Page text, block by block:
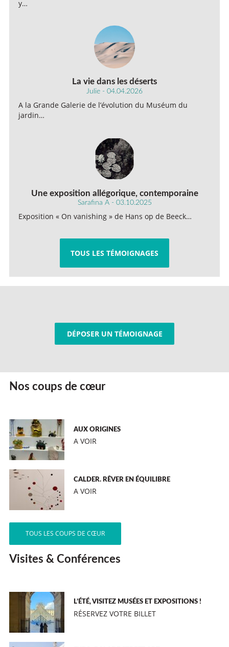
y…
La vie dans les déserts
Julie - 04.04.2026
A la Grande Galerie de l’évolution du Muséum du
jardin…
Une exposition allégorique, contemporaine
Sarafina A - 03.10.2025
Exposition « On vanishing » de Hans op de Beeck…
TOUS LES TÉMOIGNAGES
DÉPOSER UN TÉMOIGNAGE
Nos coups de cœur
AUX ORIGINES
A VOIR
CALDER. RÊVER EN ÉQUILIBRE
A VOIR
TOUS LES COUPS DE CŒUR
Visites & Conférences
L’ÉTÉ, VISITEZ MUSÉES ET EXPOSITIONS !
RÉSERVEZ VOTRE BILLET